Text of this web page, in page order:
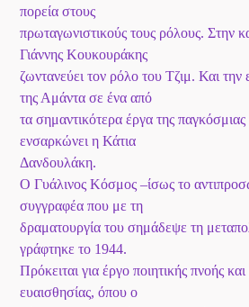
πορεία στους
πρωταγωνιστικούς τους ρόλους. Στην
Γιάννης Κουκουράκης
ζωντανεύει τον ρόλο του Τζιμ. Και την
της Αμάντα σε ένα από
τα σημαντικότερα έργα της
ενσαρκώνει η Κάτια
Δανδουλάκη.
Ο Γυάλινος Κόσμος –ίσως το
συγγραφέα που με τη
δραματουργία του σημάδεψε τη
γράφτηκε το 1944.
Πρόκειται για έργο ποιητικής πνοής
ευαισθησίας, όπου ο